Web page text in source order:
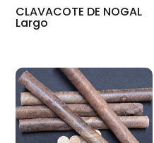
CLAVACOTE DE NOGAL
Largo